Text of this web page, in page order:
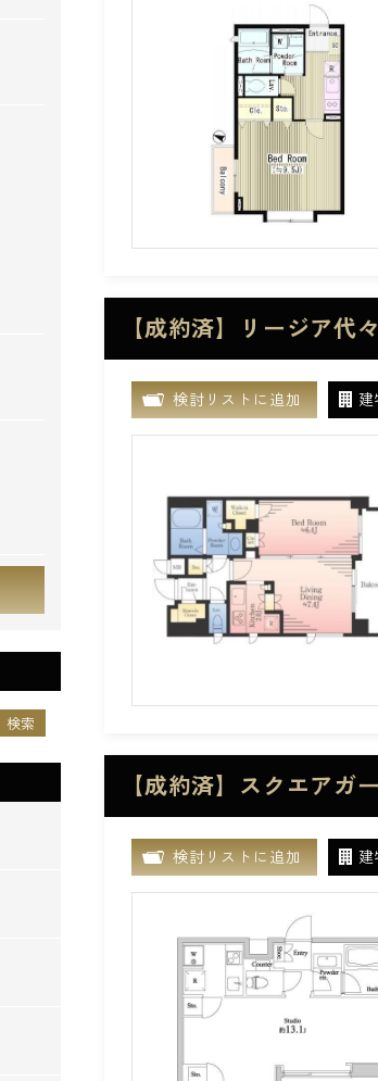
【成約済】リージア代
検討リストに追加
【成約済】スクエアガ
検討リストに追加